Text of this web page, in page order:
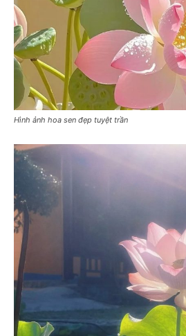
Hình ảnh hoa sen đẹp tuyệt trần